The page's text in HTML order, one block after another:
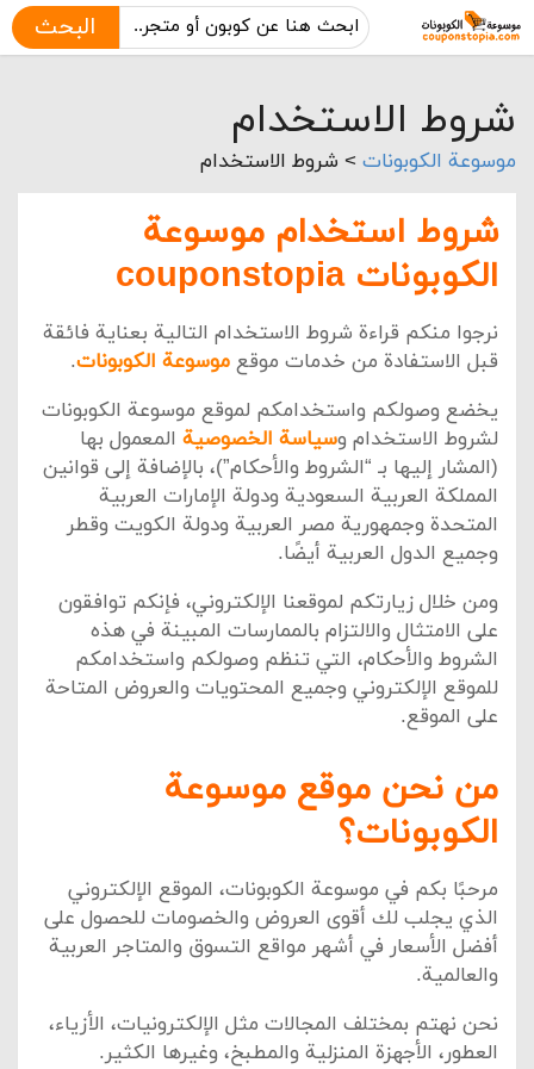
البحث
شروط الاستخدام
موسوعة الكوبونات > شروط الاستخدام
شروط استخدام موسوعة
الكوبونات couponstopia
نرجوا منكم قراءة شروط الاستخدام التالية بعناية فائقة
قبل الاستفادة من خدمات موقع موسوعة الكوبونات.
يخضع وصولكم واستخدامكم لموقع موسوعة الكوبونات
لشروط الاستخدام وسياسة الخصوصية المعمول بها
(المشار إليها بـ “الشروط والأحكام”)، بالإضافة إلى قوانين
المملكة العربية السعودية ودولة الإمارات العربية
المتحدة وجمهورية مصر العربية ودولة الكويت وقطر
وجميع الدول العربية أيضًا.
ومن خلال زيارتكم لموقعنا الإلكتروني، فإنكم توافقون
على الامتثال والالتزام بالممارسات المبينة في هذه
الشروط والأحكام، التي تنظم وصولكم واستخدامكم
للموقع الإلكتروني وجميع المحتويات والعروض المتاحة
على الموقع.
من نحن موقع موسوعة
الكوبونات؟
مرحبًا بكم في موسوعة الكوبونات، الموقع الإلكتروني
الذي يجلب لك أقوى العروض والخصومات للحصول على
أفضل الأسعار في أشهر مواقع التسوق والمتاجر العربية
والعالمية.
نحن نهتم بمختلف المجالات مثل الإلكترونيات، الأزياء،
العطور، الأجهزة المنزلية والمطبخ، وغيرها الكثير.